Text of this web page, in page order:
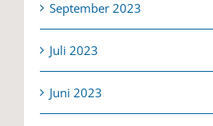
September 2023
Juli 2023
Juni 2023